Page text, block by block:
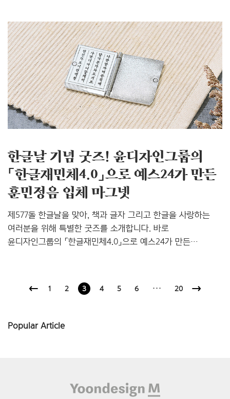
달라졌는지 지금 소개합니다. 더 자유롭게 폰트를 사용하도록
확장된 라이선스 기존 폰코에는 영상 제외 라이선스 상품
‘윤멤버십 STARTER’가 존재했는데요, 이번 리뉴얼과 함께
상품 구성이 변경되면서 모든 라이선스로 이용 범위가
확장되었습니다. (단, 임베딩은 별도 구매로 이용할 수
있습니다.) 기존 고객은 재구매할 필요 없이 모든 라이선스로
자동으로 변경되니, 이제 영상 작업에도 폰트를 자유롭게
사용하시기를 바랍니다. 기업과 개인으로 나뉜 직관적인 상품
구성 폰코의 구독형..
한글날 기념 굿즈! 윤디자인그룹의
「한글재민체4.0」으로 예스24가 만든
훈민정음 입체 마그넷
제577돌 한글날을 맞아, 책과 글자 그리고 한글을 사랑하는
여러분을 위해 특별한 굿즈를 소개합니다. 바로
윤디자인그룹의 「한글재민체4.0」으로 예스24가 만든
예스24는 올해 한글날을 맞아 훈민정음 입체 마그넷을
선보였습니다. 훈민정음 마그넷은 ‘얼리리더를 위한 10월의
윤디자인그룹이 누구나 자유롭게 쓸 수 있도록 오픈 폰트
1 2 3 4 5 6 ··· 20
Popular Article